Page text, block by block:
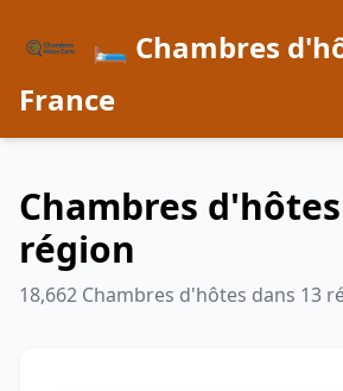
🛏️ Chambres
France
Chambres
région
18,662 Chambres d'hôtes dans 13